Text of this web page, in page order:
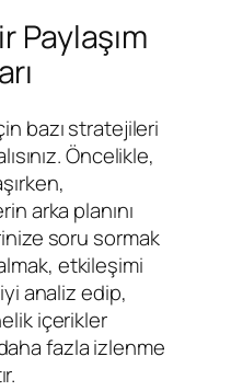
Paylaşım
bazı stratejileri
Öncelikle,
arka planını
soru sormak
etkileşimi
analiz edip,
içerikler
fazla izlenme